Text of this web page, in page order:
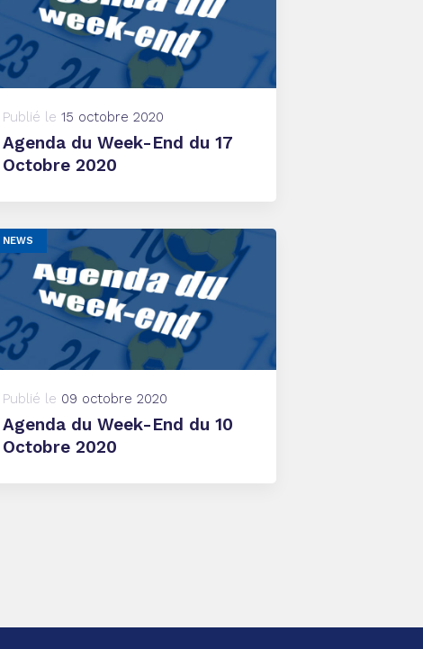
Publié le 15 octobre 2020
Agenda du Week-End du 17
Octobre 2020
NEWS
Publié le 09 octobre 2020
Agenda du Week-End du 10
Octobre 2020